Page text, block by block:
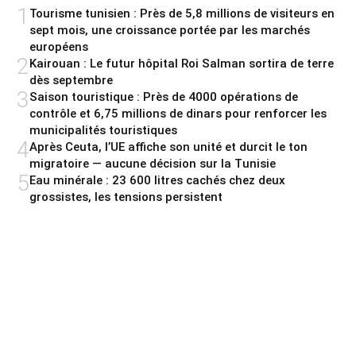
1 Tourisme tunisien : Près de 5,8 millions de visiteurs en
sept mois, une croissance portée par les marchés
européens
2Kairouan : Le futur hôpital Roi Salman sortira de terre
dès septembre
3Saison touristique : Près de 4000 opérations de
contrôle et 6,75 millions de dinars pour renforcer les
municipalités touristiques
4Après Ceuta, l’UE affiche son unité et durcit le ton
migratoire — aucune décision sur la Tunisie
5Eau minérale : 23 600 litres cachés chez deux
grossistes, les tensions persistent